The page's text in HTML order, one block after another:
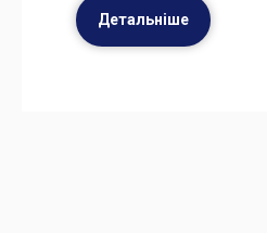
Детальніше